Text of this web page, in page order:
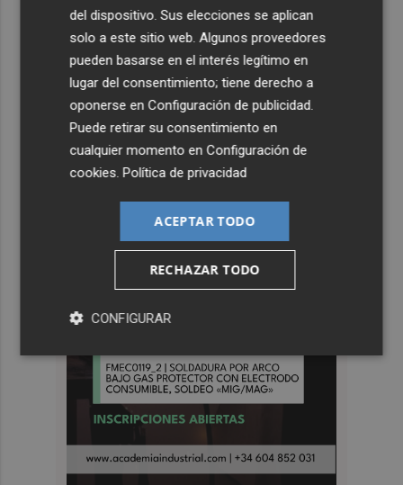
del dispositivo. Sus elecciones se aplican
solo a este sitio web. Algunos proveedores
pueden basarse en el interés legítimo en
lugar del consentimiento; tiene derecho a
oponerse enConfiguración de publicidad
Puede retirar su consentimiento en
cualquier momento enConfiguración de
cookies .Política de privacidad
ACEPTAR TODO
RECHAZAR TODO
CONFIGURAR